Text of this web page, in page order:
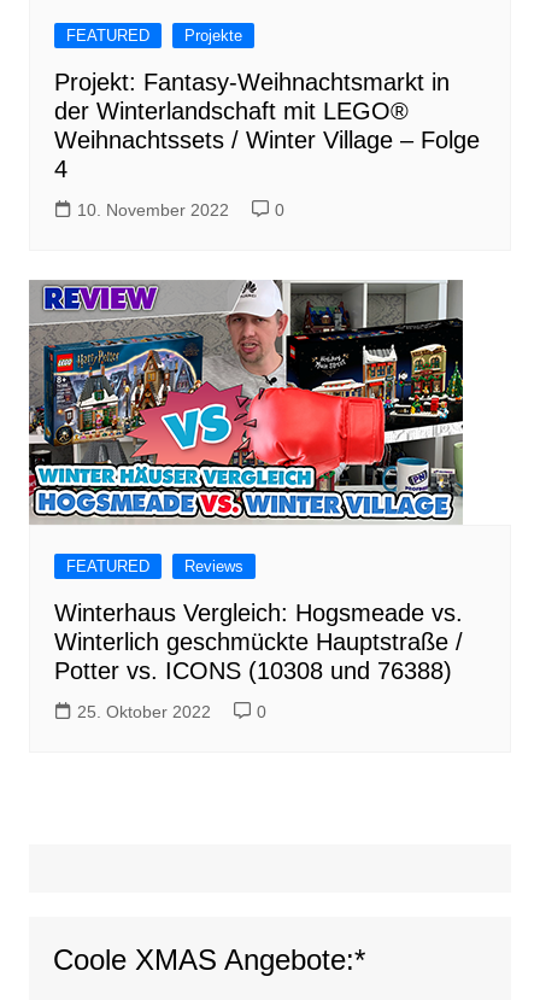
FEATURED Projekte
Projekt: Fantasy-Weihnachtsmarkt in
der Winterlandschaft mit LEGO®
Weihnachtssets / Winter Village – Folge
4
10. November 2022 0
FEATURED Reviews
Winterhaus Vergleich: Hogsmeade vs.
Winterlich geschmückte Hauptstraße /
Potter vs. ICONS (10308 und 76388)
25. Oktober 2022 0
Coole XMAS Angebote:*